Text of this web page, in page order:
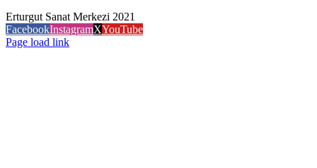
Erturgut Sanat Merkezi 2021
FacebookInstagramXYouTube
Page load link